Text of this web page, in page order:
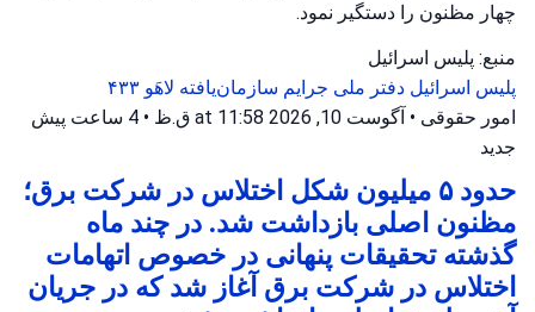
چهار مظنون را دستگیر نمود.
منبع: پلیس اسرائیل
پلیس اسرائیل دفتر ملی جرایم سازمان‌یافته لاهَو ۴۳۳
امور حقوقی • آگوست 10, 2026 at 11:58 ق.ظ • 4 ساعت پیش
جدید
حدود ۵ میلیون شکل اختلاس در شرکت برق؛
مظنون اصلی بازداشت شد. در چند ماه
گذشته تحقیقات پنهانی در خصوص اتهامات
اختلاس در شرکت برق آغاز شد که در جریان